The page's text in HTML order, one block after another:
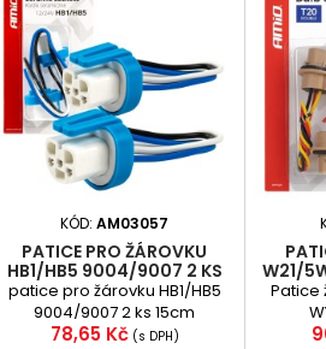
KÓD:AM03057
PATICE PRO ŽÁROVKU
HB1/HB5 9004/9007 2 KS
15CM
patice pro žárovku HB1/HB5
9004/9007 2 ks 15cm
Cena
78,65 Kč (s DPH)
W21/
Patice